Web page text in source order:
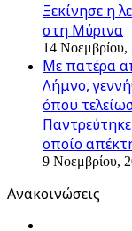
Ξεκίνησε η
στη Μύρινα
14 Νοεμβρίου,
Με πατέρα
Λήμνο,
όπου
οποίο
9 Νοεμβρίου,
Ανακοινώσεις